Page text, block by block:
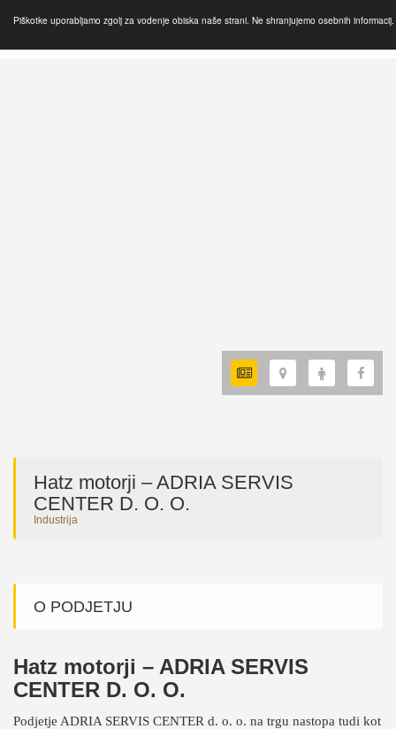
Piškotke uporabljamo zgolj za vodenje obiska naše strani. Ne shranjujemo osebnih informacij.
Hatz motorji – ADRIA SERVIS
CENTER D. O. O.
Industrija
O PODJETJU
Hatz motorji – ADRIA SERVIS
CENTER D. O. O.
Podjetje ADRIA SERVIS CENTER d. o. o. na trgu nastopa tudi kot